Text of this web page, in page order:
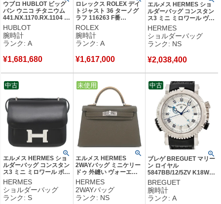
ウブロ HUBLOT ビッグ
バン ウニコ チタニウム
441.NX.1170.RX.1104 純
正ダイヤ マットブラック
スケルトン メンズ 腕時
計自動巻き グレー 【中
古】中古美品
HUBLOT
腕時計
ランク: A
¥1,681,680
ロレックス ROLEX デイ
トジャスト 36 ターノグ
ラフ 116263 F番
K18YG×SS コンビ バー
回転ベゼル 赤針 メンズ
腕時計自動巻き グレー
【中古】中古美品
ROLEX
腕時計
ランク: A
¥1,617,000
エルメス HERMES ショ
ルダーバッグ コンスタン
ス3 ミニ ミロワール ヴォ
ーエプソン エトゥープ ピ
ンクゴールド金具 未使用
PG RG 2025年製 K
【箱】 【中古】未使用保
HERMES
ショルダーバッグ
ランク: NS
¥2,038,400
エルメス HERMES ショ
ルダーバッグ コンスタン
ス3 ミニ ミロワール ボッ
クスカーフ ブラック シ
ルバー金具 2024年製 W
【箱】 【中古】未使用保
管品
HERMES
ショルダーバッグ
ランク: S
中古
エルメス HERMES
2WAYバッグ ミニケリー
ドゥ 外縫い ヴォーエプ
ソン ヴェールロデン×デ
ュンヌ×ブラック シルバ
ー金具 新品 未使用 トリ
コロール 2026年製 G
HERMES
2WAYバッグ
ランク: NS
中古
未使用
ブレゲ BREGUET マリー
ン ロイヤル
5847BB/12/5ZV K18WG
無垢 シルバー アラーム機
能 ギョーシェ 青針 メン
ズ 腕時計自動巻き シルバ
ー 【中古】中古美品
BREGUET
腕時計
ランク: A
中古